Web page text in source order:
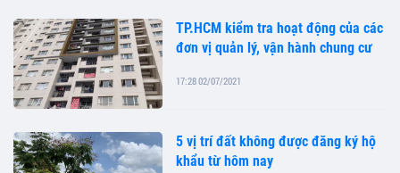
TP.HCM kiểm tra hoạt động của các
đơn vị quản lý, vận hành chung cư
17:28 02/07/2021
5 vị trí đất không được đăng ký hộ
khẩu từ hôm nay